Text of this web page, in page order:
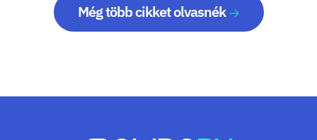
Még több cikket olvasnék